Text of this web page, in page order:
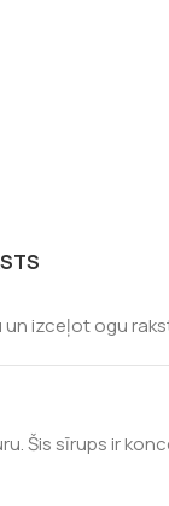
un izceļot ogu
Šis sīrups ir